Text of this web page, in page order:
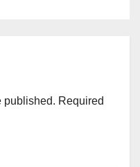
published. Required